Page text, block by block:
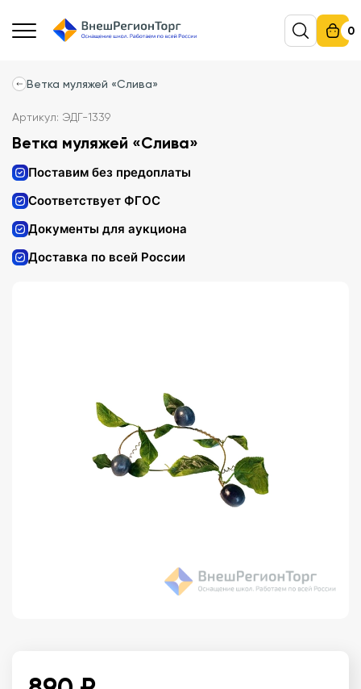
0
Ветка муляжей «Слива»
Артикул: ЭДГ-1339
Ветка муляжей «Слива»
Поставим без предоплаты
Соответствует ФГОС
Документы для аукциона
Доставка по всей России